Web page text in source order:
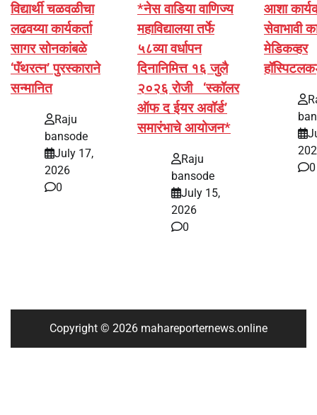
विद्यार्थी चळवळीचा
लढवय्या कार्यकर्ता
सागर सोनकांबळे
‘पॅंथरत्न’ पुरस्काराने
सन्मानित
Raju
bansode
July 17,
2026
0
*नेस वाडिया वाणिज्य
महाविद्यालया तर्फे
५८व्या वर्धापन
दिनानिमित्त १६ जुलै
२०२६ रोजी ‘स्कॉलर
ऑफ द ईयर अवॉर्ड’
समारंभाचे आयोजन*
Raju
bansode
July 15,
2026
0
आशा
सेवाभावी
मेडिकव्हर
0
Copyright © 2026 mahareporternews.online